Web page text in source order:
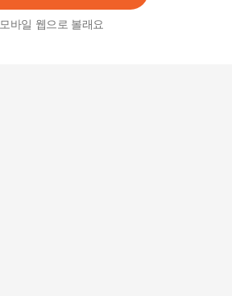
모바일 웹으로 볼래요